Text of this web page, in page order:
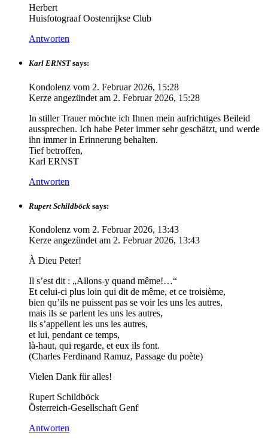
Herbert
Huisfotograaf Oostenrijkse Club
Antworten
Karl ERNST says:
Kondolenz vom 2. Februar 2026, 15:28
Kerze angezündet am 2. Februar 2026, 15:28
In stiller Trauer möchte ich Ihnen mein aufrichtiges Beileid
aussprechen. Ich habe Peter immer sehr geschätzt, und werde
ihn immer in Erinnerung behalten.
Tief betroffen,
Karl ERNST
Antworten
Rupert Schildböck says:
Kondolenz vom 2. Februar 2026, 13:43
Kerze angezündet am 2. Februar 2026, 13:43
À Dieu Peter!
Il s’est dit : „Allons-y quand même!…“
Et celui-ci plus loin qui dit de même, et ce troisième,
bien qu’ils ne puissent pas se voir les uns les autres,
mais ils se parlent les uns les autres,
ils s’appellent les uns les autres,
et lui, pendant ce temps,
là-haut, qui regarde, et eux ils font.
(Charles Ferdinand Ramuz, Passage du poète)
Vielen Dank für alles!
Rupert Schildböck
Österreich-Gesellschaft Genf
Antworten